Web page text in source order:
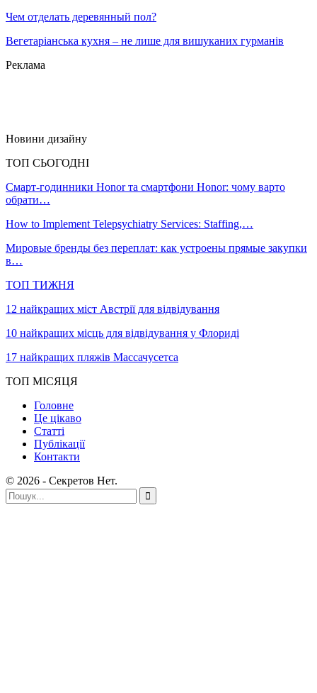
Чем отделать деревянный пол?
Вегетаріанська кухня – не лише для вишуканих гурманів
Реклама
Новини дизайну
ТОП СЬОГОДНІ
Смарт-годинники Honor та смартфони Honor: чому варто
обрати…
How to Implement Telepsychiatry Services: Staffing,…
Мировые бренды без переплат: как устроены прямые закупки
в…
ТОП ТИЖНЯ
12 найкращих міст Австрії для відвідування
10 найкращих місць для відвідування у Флориді
17 найкращих пляжів Массачусетса
ТОП МІСЯЦЯ
Головне
Це цікаво
Статті
Публікації
Контакти
© 2026 - Секретов Нет.